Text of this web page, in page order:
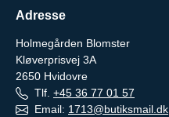
Adresse
Holmegården Blomster
Kløverprisvej 3A
2650 Hvidovre
Tlf. +45 36 77 01 57
Email: 1713@butiksmail.dk